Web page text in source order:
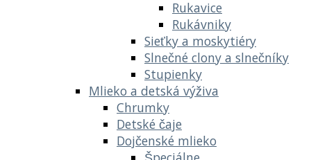
Rukavice
Rukávniky
Sieťky a moskytiéry
Slnečné clony a slnečníky
Stupienky
Mlieko a detská výživa
Chrumky
Detské čaje
Dojčenské mlieko